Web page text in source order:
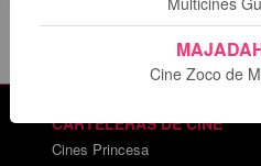
CARTELERAS DE CINE
Cines Princesa
Cine Zoco de